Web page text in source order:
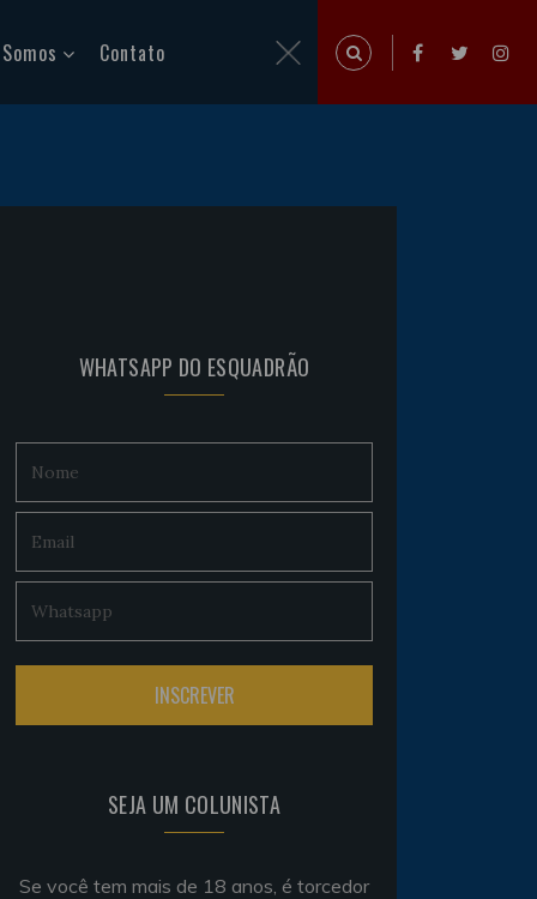
Contato
WHATSAPP DO ESQUADRÃO
SEJA UM COLUNISTA
Se você tem mais de 18 anos, é torcedor